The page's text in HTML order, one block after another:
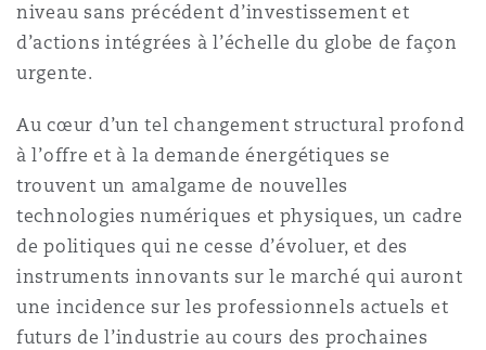
Acquisition de flottes
Couverture d’assurance
Entretien, réparation et
Droit aérien commercial
Propriété intellectuelle
Technologie, externalisation
Soins de santé
Couverture d’assurance
réglementaire et enquêtes
Services professionnels
Sûreté, sécurité, santé et
Delhi
Vegas
G1 Building
niveau sans précédent d’investissement et
d’actions intégrées à l’échelle du globe de façon
urgente.
Au cœur d’un tel changement structural profond
à l’offre et à la demande énergétiques se
trouvent un amalgame de nouvelles
technologies numériques et physiques, un cadre
de politiques qui ne cesse d’évoluer, et des
instruments innovants sur le marché qui auront
une incidence sur les professionnels actuels et
futurs de l’industrie au cours des prochaines